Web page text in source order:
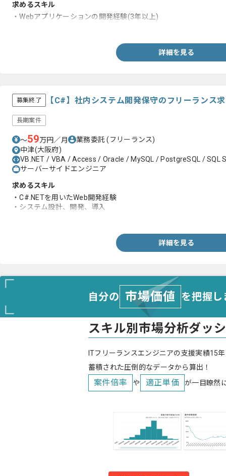
求めるスキル
・Webアプリケーションの開発経験(3年以上)
詳細を見る
募集終了 【C#】社内システム開発保守のフリーランス
長期案件
〜59万円／月 業務委託(フリーランス)
中津(大阪府)
VB.NET / VBA / Access / Oracle / MySQL / PostgreSQL / SQL
サーバーサイドエンジニア
求めるスキル
・C#.NETを用いたWeb開発経験
・システム設計、開発、導入
詳細を見る
自分の 市場価値 を把握
スキル別市場分析ダッ
ITフリーランスエンジニアの支援実績15
蓄積された圧倒的なデータから算出！
案件倍率 や 適正単価 が一目瞭然